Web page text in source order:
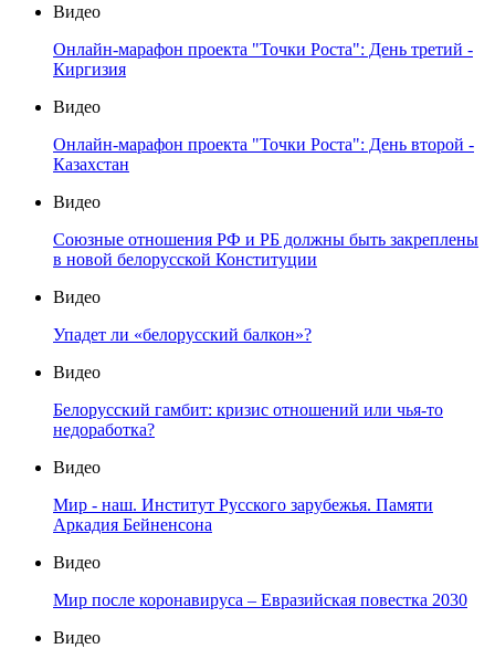
Видео
Онлайн-марафон проекта "Точки Роста": День третий -
Киргизия
Видео
Онлайн-марафон проекта "Точки Роста": День второй -
Казахстан
Видео
Союзные отношения РФ и РБ должны быть закреплены
в новой белорусской Конституции
Видео
Упадет ли «белорусский балкон»?
Видео
Белорусский гамбит: кризис отношений или чья-то
недоработка?
Видео
Мир - наш. Институт Русского зарубежья. Памяти
Аркадия Бейненсона
Видео
Мир после коронавируса – Евразийская повестка 2030
Видео